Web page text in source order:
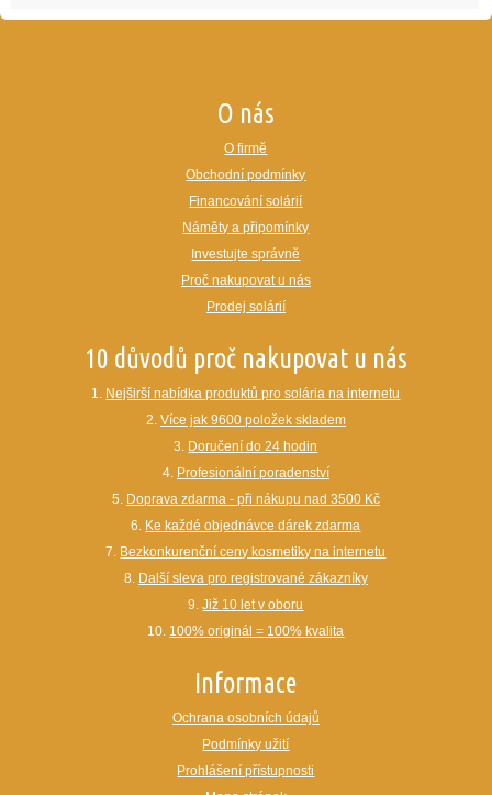
O nás
O firmě
Obchodní podmínky
Financování solárií
Náměty a připomínky
Investujte správně
Proč nakupovat u nás
Prodej solárií
10 důvodů proč nakupovat u nás
1. Nejširší nabídka produktů pro solária na internetu
2. Více jak 9600 položek skladem
3. Doručení do 24 hodin
4. Profesionální poradenství
5. Doprava zdarma - při nákupu nad 3500 Kč
6. Ke každé objednávce dárek zdarma
7. Bezkonkurenční ceny kosmetiky na internetu
8. Další sleva pro registrované zákazníky
9.Již 10 let v oboru
10. 100% originál = 100% kvalita
Informace
Ochrana osobních údajů
Podmínky užití
Prohlášení přístupnosti